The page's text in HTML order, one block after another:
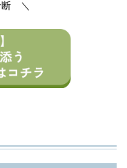
断 ＼